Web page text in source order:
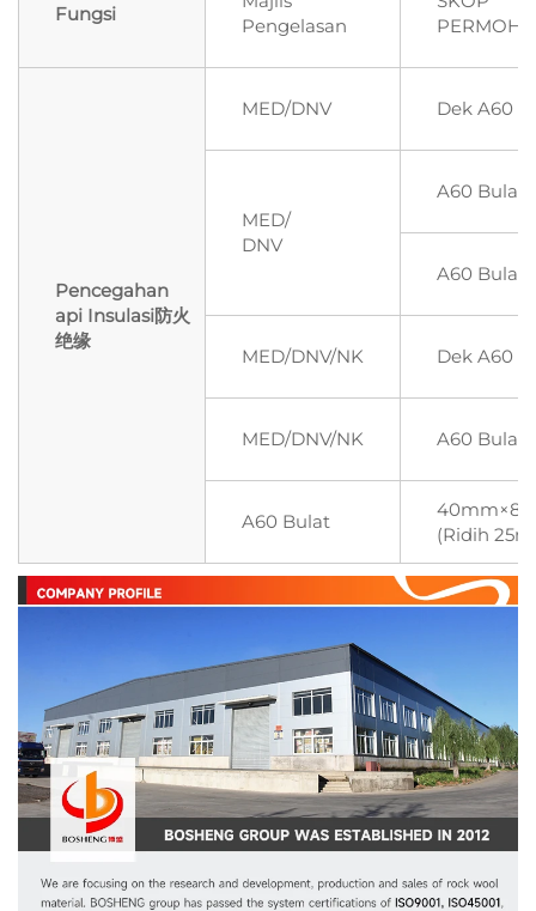
Fungsi
Pengelasan
Pencegahan
api Insulasi防火
绝缘
MED/DNV Dek A60
MED/
DNV
A60 Bulat
A60 Bulat
MED/DNV/NK Dek A60
MED/DNV/NK A60 Bulat
A60 Bulat
(Ridih